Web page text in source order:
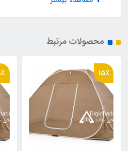
اقلام همراه
کیف حمل تفلون یا اسپاند(بنر
متغییر هست)
محصولات مرتبط
15٪